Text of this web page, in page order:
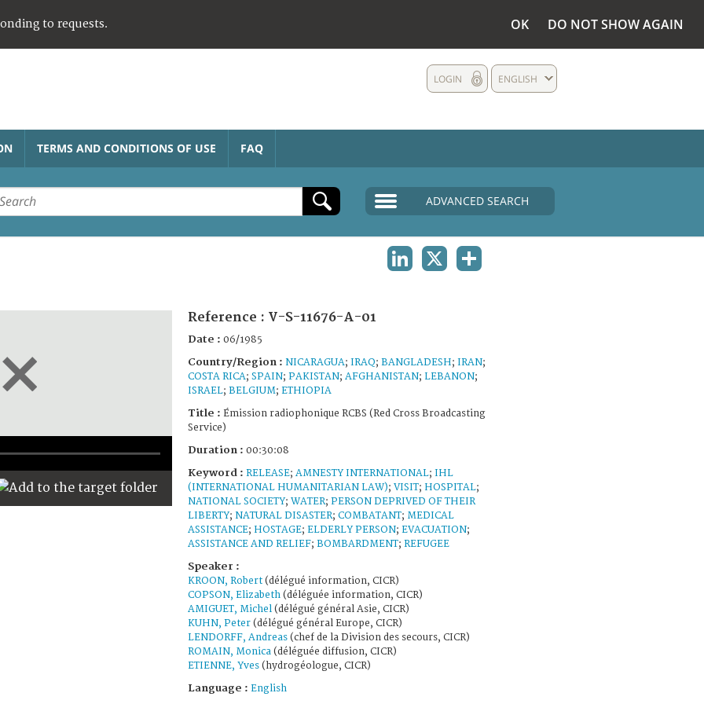
to requests. OK DO NOT SHOW AGAIN
ENGLISH
LOGIN
TERMS AND CONDITIONS OF USE FAQ
ADVANCED SEARCH
Reference : V-S-11676-A-01
Date : 06/1985
Country/Region : NICARAGUA; IRAQ; BANGLADESH; IRAN;
COSTA RICA; SPAIN; PAKISTAN; AFGHANISTAN; LEBANON;
ISRAEL; BELGIUM; ETHIOPIA
Title : Émission radiophonique RCBS (Red Cross Broadcasting
Service)
Duration : 00:30:08
Keyword : RELEASE; AMNESTY INTERNATIONAL; IHL
(INTERNATIONAL HUMANITARIAN LAW); VISIT; HOSPITAL;
NATIONAL SOCIETY; WATER; PERSON DEPRIVED OF THEIR
LIBERTY; NATURAL DISASTER; COMBATANT; MEDICAL
ASSISTANCE; HOSTAGE; ELDERLY PERSON; EVACUATION;
ASSISTANCE AND RELIEF; BOMBARDMENT; REFUGEE
Speaker :
KROON, Robert (délégué information, CICR)
COPSON, Elizabeth (déléguée information, CICR)
AMIGUET, Michel (délégué général Asie, CICR)
KUHN, Peter (délégué général Europe, CICR)
LENDORFF, Andreas (chef de la Division des secours, CICR)
ROMAIN, Monica (déléguée diffusion, CICR)
ETIENNE, Yves (hydrogéologue, CICR)
Language : English